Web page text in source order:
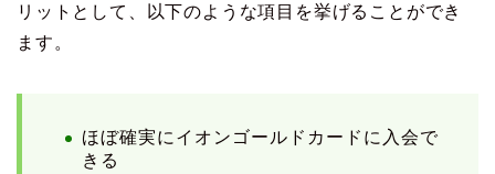
リットとして、以下のような項目を挙げることができ
ます。
ほぼ確実にイオンゴールドカードに入会で
きる